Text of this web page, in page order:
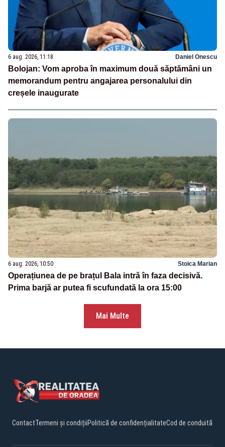
6 aug. 2026, 11:18 Daniel Onescu
Bolojan: Vom aproba în maximum două săptămâni un
memorandum pentru angajarea personalului din
creșele inaugurate
6 aug. 2026, 10:50 Stoica Marian
Operațiunea de pe brațul Bala intră în faza decisivă.
Prima barjă ar putea fi scufundată la ora 15:00
Mai Multe
ContactTermeni și condițiiPolitică de confidențialitateCod de conduită